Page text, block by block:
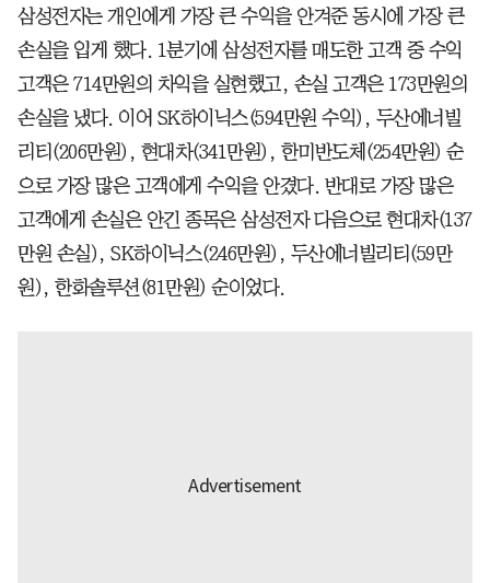
삼성전자는 개인에게 가장 큰 수익을 안겨준 동시에 가장 큰
손실을 입게 했다. 1분기에 삼성전자를 매도한 고객 중 수익
고객은 714만원의 차익을 실현했고, 손실 고객은 173만원의
손실을 냈다. 이어 SK하이닉스(594만원 수익), 두산에너빌
리티(206만원), 현대차(341만원), 한미반도체(254만원) 순
으로 가장 많은 고객에게 수익을 안겼다. 반대로 가장 많은
고객에게 손실은 안긴 종목은 삼성전자 다음으로 현대차(137
만원 손실), SK하이닉스(246만원), 두산에너빌리티(59만
원), 한화솔루션(81만원) 순이었다.